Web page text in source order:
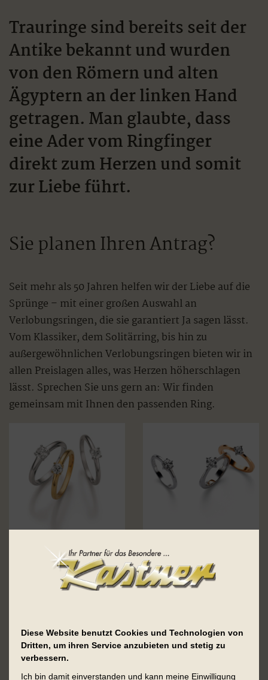
Trauringe sind bereits seit der
Antike bekannt und wurden
von den Römern und alten
Ägyptern an der linken Hand
getragen. Man glaubte, dass
eine Ader vom Ringfinger
direkt zum Herzen und somit
zur Liebe führt.
Sie planen Ihren Antrag?
Seit mehr als 50 Jahren helfen wir der Liebe auf die
Sprünge – mit einer großen Auswahl an
Verlobungsringen, die sie garantiert Ja sagen lässt.
Vom Klassiker, dem Solitärring, bis hin zu
außergewöhnlichen Verlobungsringen bieten wir in
allen Preislagen alles, was Herzen höherschlagen
lässt. Sprechen Sie uns gern an: Wir finden
gemeinsam mit Ihnen den passenden Ring.
Diese Website benutzt Cookies und Technologien von
Dritten, um ihren Service anzubieten und stetig zu
verbessern.
Ich bin damit einverstanden und kann meine Einwilligung